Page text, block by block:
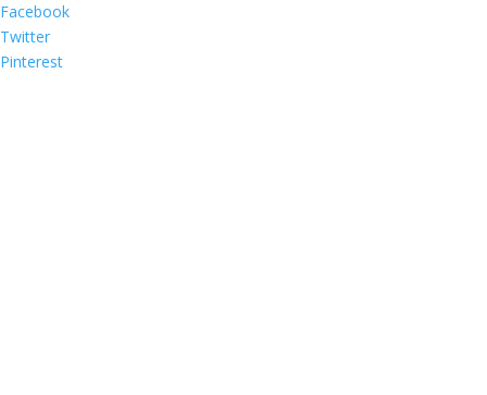
Facebook
Twitter
Pinterest